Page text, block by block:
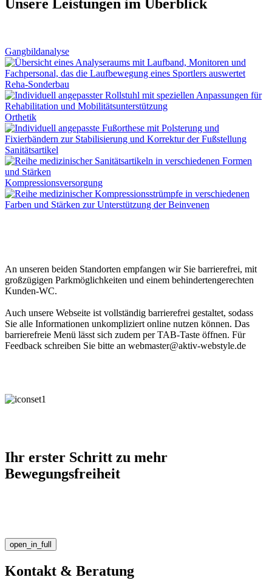
Unsere Leistungen im Überblick
Gangbildanalyse
Reha-Sonderbau
Orthetik
Sanitätsartikel
Kompressionsversorgung
An unseren beiden Standorten empfangen wir Sie barrierefrei, mit
großzügigen Parkmöglichkeiten und einem behindertengerechten
Kunden-WC.
Auch unsere Webseite ist vollständig barrierefrei gestaltet, sodass
Sie alle Informationen unkompliziert online nutzen können. Das
barrierefreie Menü lässt sich zudem per TAB-Taste öffnen. Für
Feedback schreiben Sie bitte an webmaster@aktiv-webstyle.de
Ihr erster Schritt zu mehr
Bewegungsfreiheit
open_in_full
Kontakt & Beratung